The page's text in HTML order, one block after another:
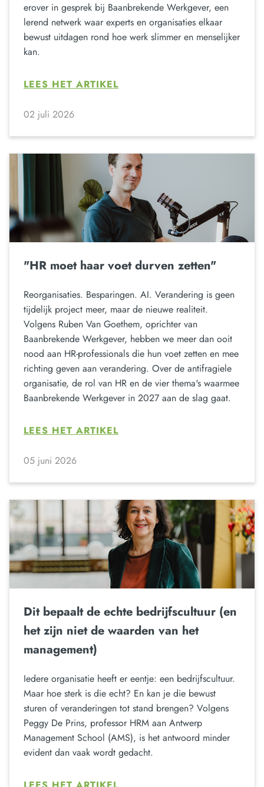
erover in gesprek bij Baanbrekende Werkgever, een
lerend netwerk waar experts en organisaties elkaar
bewust uitdagen rond hoe werk slimmer en menselijker
kan.
LEES HET ARTIKEL
02 juli 2026
"HR moet haar voet durven zetten"
Reorganisaties. Besparingen. AI. Verandering is geen
tijdelijk project meer, maar de nieuwe realiteit.
Volgens Ruben Van Goethem, oprichter van
Baanbrekende Werkgever, hebben we meer dan ooit
nood aan HR-professionals die hun voet zetten en mee
richting geven aan verandering. Over de antifragiele
organisatie, de rol van HR en de vier thema's waarmee
Baanbrekende Werkgever in 2027 aan de slag gaat.
LEES HET ARTIKEL
05 juni 2026
Dit bepaalt de echte bedrijfscultuur (en
het zijn niet de waarden van het
management)
Iedere organisatie heeft er eentje: een bedrijfscultuur.
Maar hoe sterk is die echt? En kan je die bewust
sturen of veranderingen tot stand brengen? Volgens
Peggy De Prins, professor HRM aan Antwerp
Management School (AMS), is het antwoord minder
evident dan vaak wordt gedacht.